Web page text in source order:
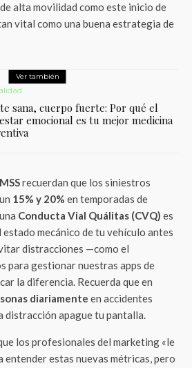
alta movilidad como este inicio de
vital como una buena estrategia de
Ver también
sana, cuerpo fuerte: Por qué el
emocional es tu mejor medicina
recuerdan que los siniestros
15% y 20% en temporadas de
Conducta Vial Quálitas (CVQ) es
mecánico de tu vehículo antes
distracciones —como el
para gestionar nuestras apps de
la diferencia. Recuerda que en
diariamente en accidentes
distracción apague tu pantalla.
los profesionales del marketing «le
entender estas nuevas métricas, pero